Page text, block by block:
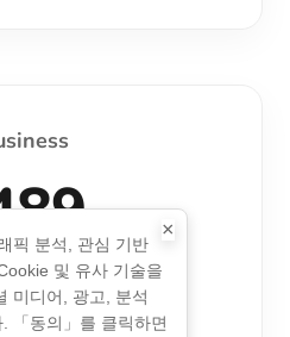
30일
×
픽 분석, 관심 기반
및 유사 기술을
미디어, 광고, 분석
「동의」를 클릭하면